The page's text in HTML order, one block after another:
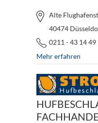
Alte
40474
0211 - 43 14 49
Mehr erfahren